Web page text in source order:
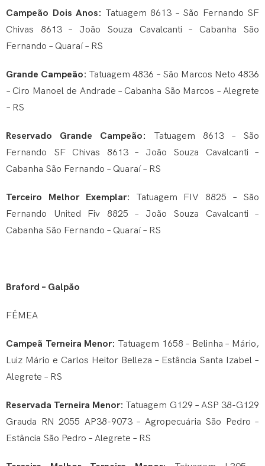
Campeão Dois Anos: Tatuagem 8613 – São Fernando SF
Chivas 8613 – João Souza Cavalcanti – Cabanha São
Fernando – Quaraí – RS
Grande Campeão:Tatuagem 4836 – São Marcos Neto 4836
– Ciro Manoel de Andrade – Cabanha São Marcos – Alegrete
– RS
Reservado Grande Campeão: Tatuagem 8613 – São
Fernando SF Chivas 8613 – João Souza Cavalcanti –
Cabanha São Fernando – Quaraí – RS
Terceiro Melhor Exemplar: Tatuagem FIV 8825 – São
Fernando United Fiv 8825 – João Souza Cavalcanti –
Cabanha São Fernando – Quaraí – RS
Braford – Galpão
FÊMEA
Campeã Terneira Menor: Tatuagem 1658 – Belinha – Mário,
Luiz Mário e Carlos Heitor Belleza – Estância Santa Izabel –
Alegrete – RS
Reservada Terneira Menor:Tatuagem G129 – ASP 38-G129
Grauda RN 2055 AP38-9073 – Agropecuária São Pedro –
Estância São Pedro – Alegrete – RS